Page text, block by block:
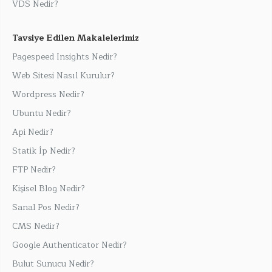
VDS Nedir?
Tavsiye Edilen Makalelerimiz
Pagespeed Insights Nedir?
Web Sitesi Nasıl Kurulur?
Wordpress Nedir?
Ubuntu Nedir?
Api Nedir?
Statik İp Nedir?
FTP Nedir?
Kişisel Blog Nedir?
Sanal Pos Nedir?
CMS Nedir?
Google Authenticator Nedir?
Bulut Sunucu Nedir?